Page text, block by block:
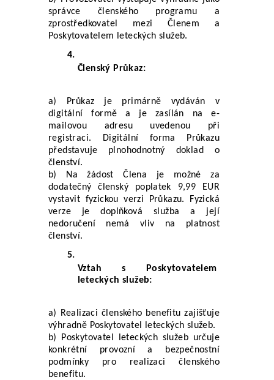
správce členského programu a
zprostředkovatel mezi Členem a
Poskytovatelem leteckých služeb.
Členský Průkaz:
a) Průkaz je primárně vydáván v
digitální formě a je zasílán na e-
mailovou adresu uvedenou při
registraci. Digitální forma Průkazu
představuje plnohodnotný doklad o
členství.
b) Na žádost Člena je možné za
dodatečný členský poplatek 9,99 EUR
vystavit fyzickou verzi Průkazu. Fyzická
verze je doplňková služba a její
nedoručení nemá vliv na platnost
členství.
Vztah s Poskytovatelem
leteckých služeb:
a) Realizaci členského benefitu zajišťuje
výhradně Poskytovatel leteckých služeb.
b) Poskytovatel leteckých služeb určuje
konkrétní provozní a bezpečnostní
podmínky pro realizaci členského
benefitu.